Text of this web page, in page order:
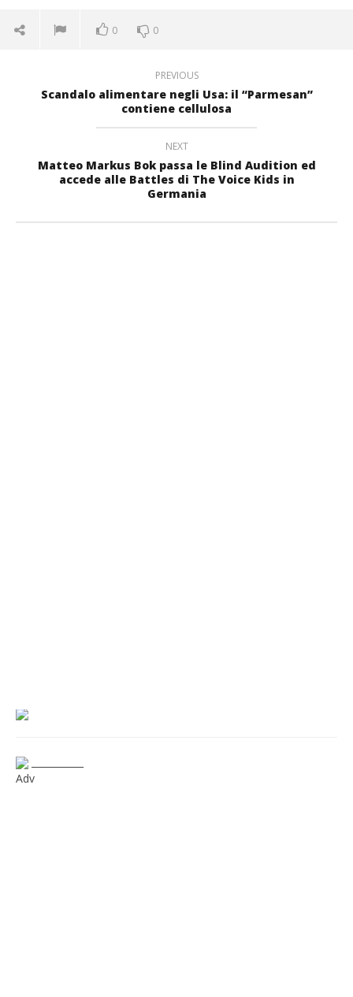
0 0
PREVIOUS
Scandalo alimentare negli Usa: il “Parmesan”
contiene cellulosa
NEXT
Matteo Markus Bok passa le Blind Audition ed
accede alle Battles di The Voice Kids in
Adv